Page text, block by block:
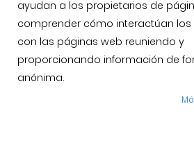
Jamón de cebo
Comprar
Siempre el mismo dilema y
asi que a ver si aclaramos algo
ayudan a los propietarios de
comprender cómo interactúan los
con las páginas web reuniendo y
proporcionando información de
anónima.